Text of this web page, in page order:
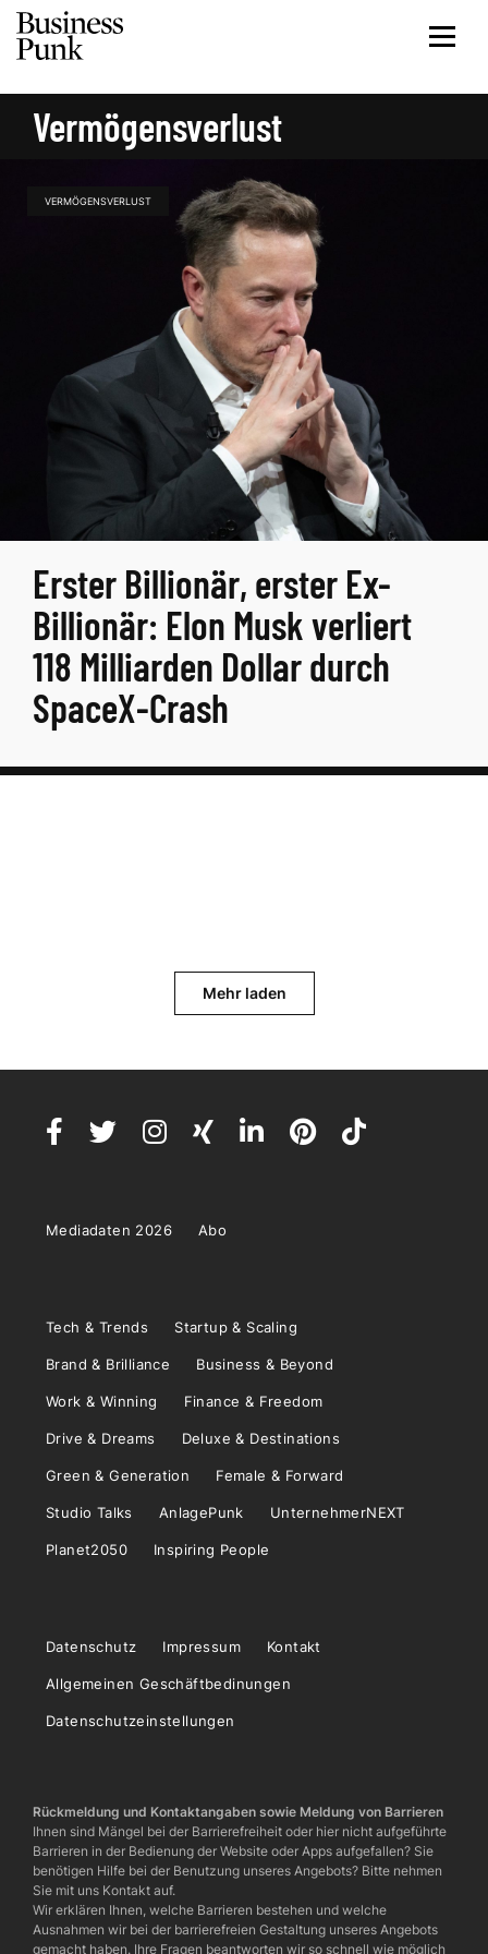
Vermögensverlust
VERMÖGENSVERLUST
Erster Billionär, erster Ex-
Billionär: Elon Musk verliert
118 Milliarden Dollar durch
SpaceX-Crash
Mehr laden
Mediadaten 2026 Abo
Tech & Trends Startup & Scaling
Brand & Brilliance Business & Beyond
Work & Winning Finance & Freedom
Drive & Dreams Deluxe & Destinations
Green & Generation Female & Forward
Studio Talks AnlagePunk UnternehmerNEXT
Planet2050 Inspiring People
Datenschutz Impressum Kontakt
Allgemeinen Geschäftbedinungen
Datenschutzeinstellungen
Rückmeldung und Kontaktangaben sowie Meldung von Barrieren
Ihnen sind Mängel bei der Barrierefreiheit oder hier nicht aufgeführte
Barrieren in der Bedienung der Website oder Apps aufgefallen? Sie
benötigen Hilfe bei der Benutzung unseres Angebots? Bitte nehmen
Sie mit uns Kontakt auf.
Wir erklären Ihnen, welche Barrieren bestehen und welche
Ausnahmen wir bei der barrierefreien Gestaltung unseres Angebots
gemacht haben. Ihre Fragen beantworten wir so schnell wie möglich